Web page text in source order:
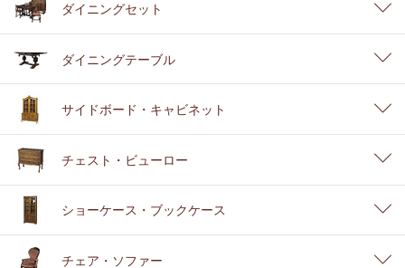
ダイニングセット
ダイニングテーブル
サイドボード・キャビネット
チェスト・ビューロー
ショーケース・ブックケース
チェア・ソファー